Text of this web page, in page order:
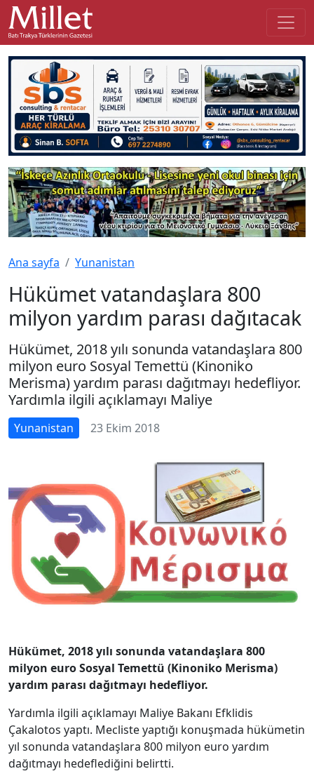
Ana sayfa Yunanistan
Hükümet vatandaşlara 800
milyon yardım parası dağıtacak
Hükümet, 2018 yılı sonunda vatandaşlara 800
milyon euro Sosyal Temettü (Kinoniko
Merisma) yardım parası dağıtmayı hedefliyor.
Yardımla ilgili açıklamayı Maliye
Yunanistan 23 Ekim 2018
Hükümet, 2018 yılı sonunda vatandaşlara 800
milyon euro Sosyal Temettü (Kinoniko Merisma)
yardım parası dağıtmayı hedefliyor.
Yardımla ilgili açıklamayı Maliye Bakanı Efklidis
Çakalotos yaptı. Mecliste yaptığı konuşmada hükümetin
yıl sonunda vatandaşlara 800 milyon euro yardım
dağıtmayı hedeflediğini belirtti.